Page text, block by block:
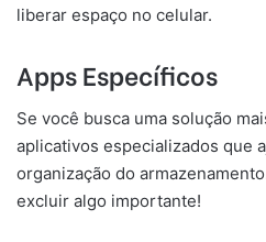
liberar espaço no celular.
Apps Específicos
Se você busca uma solução
aplicativos especializados que
organização do
excluir algo importante!